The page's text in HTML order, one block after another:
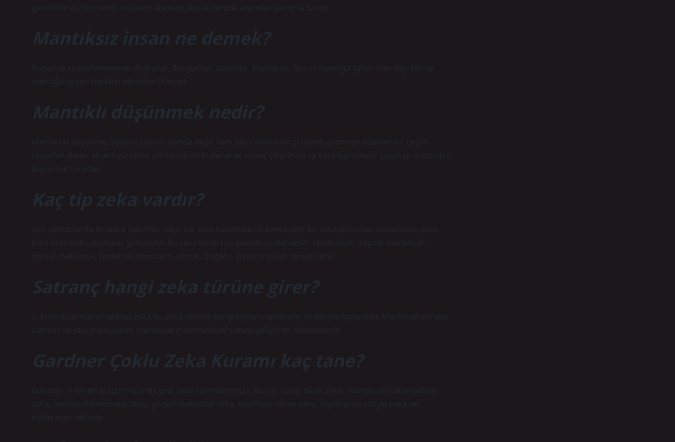
genellikle düşünmenin en kesin adımıdır, ancak birçok adımdan yalnızca biridir.
Mantıksız insan ne demek?
Düşünce ve muhakemede doğruluk, düzgünlük, tutarlılık. Mantıksız: Akıl ve mantığa aykırı olan şey. Akıl ve
mantığa uygun hareket etmeyen (kimse).
Mantıklı düşünmek nedir?
Mantıksal düşünme, sadece sayısal alanda değil, tüm olası alanlarda problem çözmeye odaklanan, çeşitli
rasyonel ilkeler ve akıl yürütme yöntemlerini kullanarak sonuç çıkarmayı ve karşılaştırmalar yapmayı içeren bir
düşünme türüdür.
Kaç tip zeka vardır?
Son zamanlarda Howard Gardner sekiz tür zeka tanımladı ve ayrıca yeni bir zeka türü olan dokuzuncu zeka
türü üzerinde çalışmalar yürütüyor. Bu zeka türleri şu şekilde sıralanabilir: sözel-dilsel, sayısal-mantıksal,
görsel-mekansal, bedensel-kinestetik, ritmik, doğalcı, kişilerarası ve sosyal zeka.
Satranç hangi zeka türüne girer?
1. Mantıksal-matematiksel zeka Bu zeka türüne sahip kişiler matematik ve bilimle ilgilenirler. Mantıksal sorular,
satranç ve sayı bulmacaları mantıksal-matematiksel zekayı geliştiren aktivitelerdir.
Gardner Çoklu Zeka Kuramı kaç tane?
Gardner’ın erken araştırmasında yedi zeka tanımlanmıştır. Bunlar sözel-dilsel zeka, mantıksal-matematiksel
zeka, bedensel-kinestetik zeka, görsel-mekansal zeka, müziksel-ritmik zeka, kişilerarası sosyal zeka ve
kişilerarası zekadır.